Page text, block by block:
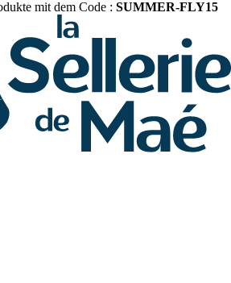
mit dem Code : SUMMER-FLY15